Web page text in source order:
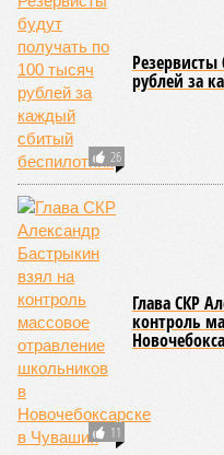
26
Резервисты
рублей за
11
Глава СКР
контроль